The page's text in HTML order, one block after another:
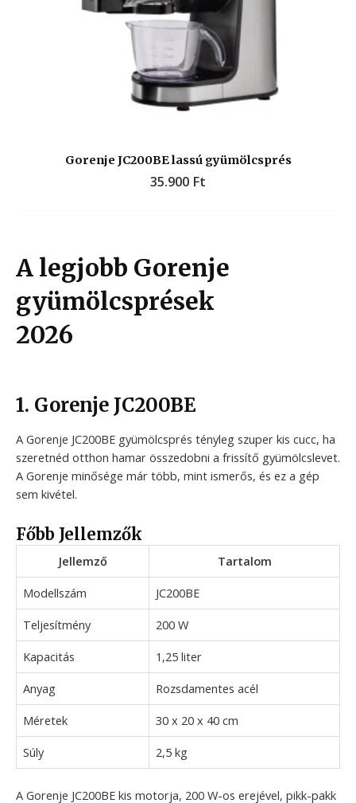
Gorenje JC200BE lassú gyümölcsprés
35.900 Ft
A legjobb Gorenje
gyümölcsprések
2026
1. Gorenje JC200BE
A Gorenje JC200BE gyümölcsprés tényleg szuper kis cucc, ha
szeretnéd otthon hamar összedobni a frissítő gyümölcslevet.
A Gorenje minősége már több, mint ismerős, és ez a gép
sem kivétel.
Főbb Jellemzők
Jellemző
Tartalom
Modellszám
JC200BE
Teljesítmény
200 W
Kapacitás
1,25 liter
Anyag
Rozsdamentes acél
Méretek
30 x 20 x 40 cm
Súly
2,5 kg
A Gorenje JC200BE kis motorja, 200 W-os erejével, pikk-pakk